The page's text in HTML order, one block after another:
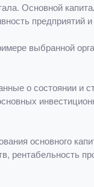
Основной
предприятий
выбранной
о состоянии и
основного
рентабельность